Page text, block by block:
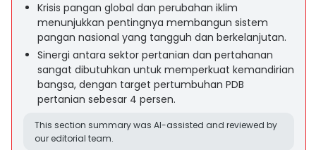
Krisis pangan global dan perubahan iklim
menunjukkan pentingnya membangun sistem
pangan nasional yang tangguh dan berkelanjutan.
Sinergi antara sektor pertanian dan pertahanan
sangat dibutuhkan untuk memperkuat kemandirian
bangsa, dengan target pertumbuhan PDB
pertanian sebesar 4 persen.
This section summary was AI-assisted and reviewed by
our editorial team.